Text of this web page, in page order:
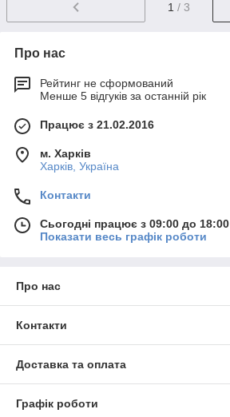
1 / 3
Про нас
Рейтинг не сформований
Менше 5 відгуків за останній рік
Працює з 21.02.2016
м. Харків
Харків, Україна
Контакти
Сьогодні працює з 09:00 до 18:00
Показати весь графік роботи
Про нас
Контакти
Доставка та оплата
Графік роботи